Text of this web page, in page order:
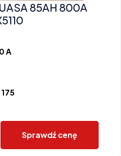
85AH 800A
A
175
Sprawdź cenę